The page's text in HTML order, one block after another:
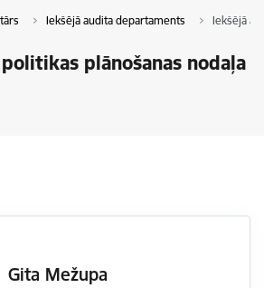
Iekšējā audita departaments Iekšējā
plānošanas nodaļa
Gita Mežupa